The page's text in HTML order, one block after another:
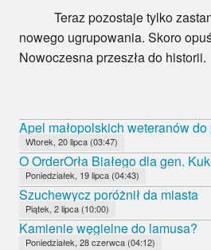
Teraz pozostaje tylko
nowego ugrupowania. Skoro
Nowoczesna przeszła do historii.
Apel małopolskich weteranów
Wtorek, 20 lipca (03:47)
O OrderOrła Białego dla gen.
Poniedziałek, 19 lipca (04:43)
Szuchewycz poróżnił da miasta
Piątek, 2 lipca (10:00)
Kamienie węgielne do lamusa?
Poniedziałek, 28 czerwca (04:12)